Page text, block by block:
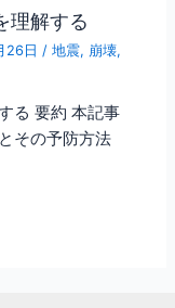
理解する
26日 /地震, 崩壊,
る 要約 本記事
その予防方法